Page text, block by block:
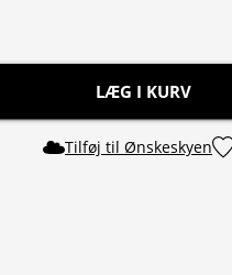
LÆG I KURV
Tilføj til Ønskeskyen